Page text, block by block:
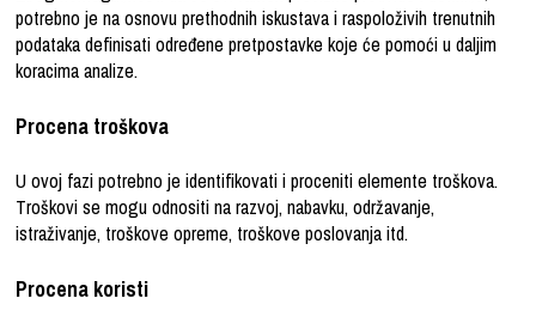
potrebno je na osnovu prethodnih iskustava i raspoloživih trenutnih
podataka definisati određene pretpostavke koje će pomoći u daljim
koracima analize.
Procena troškova
U ovoj fazi potrebno je identifikovati i proceniti elemente troškova.
Troškovi se mogu odnositi na razvoj, nabavku, održavanje,
istraživanje, troškove opreme, troškove poslovanja itd.
Procena koristi